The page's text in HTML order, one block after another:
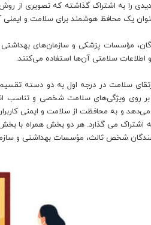
را به اشتراک گذاشته که تصویری از
عنوان یک محافظ هوشمند برای سلامت و
و اطلاعات سلامتی آن‌ها استفاده می‌کنند.
سلامت در درجه اول به دو دسته
بر روی ویژگی‌های سلامت شخصی و تناسب
می‌دهد و به محافظت از سلامت و ایمنی
شخص ثالث، مؤسسات بهداشتی و